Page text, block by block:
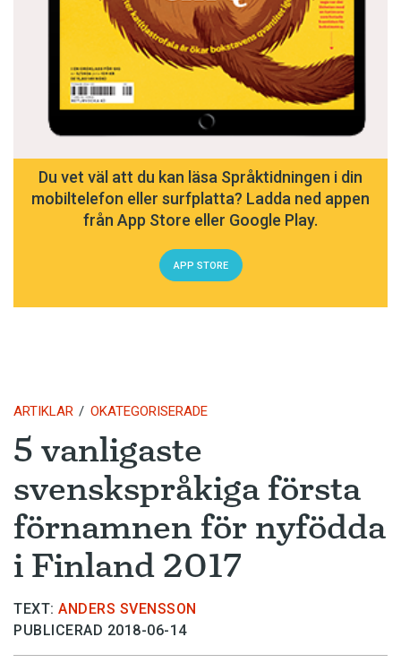
Du vet väl att du kan läsa Språktidningen i din
mobiltelefon eller surfplatta? Ladda ned appen
från App Store eller Google Play.
APP STORE
ARTIKLAR OKATEGORISERADE
5 vanligaste
svenskspråkiga första
förnamnen för nyfödda
i Finland 2017
TEXT: ANDERS SVENSSON
PUBLICERAD 2018-06-14